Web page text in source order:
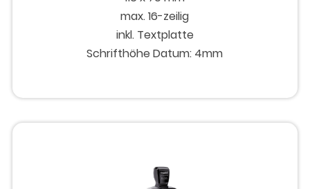
max. 16-zeilig
inkl. Textplatte
Schrifthöhe Datum: 4mm